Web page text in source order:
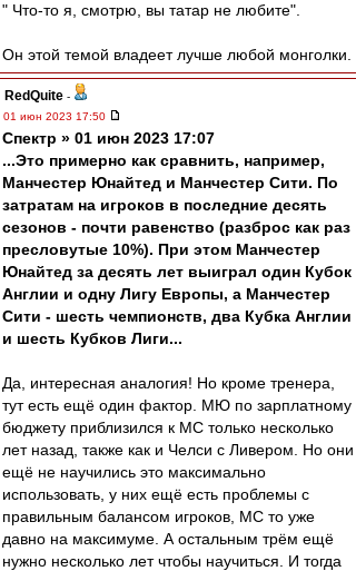
" Что-то я, смотрю, вы татар не любите".
Он этой темой владеет лучше любой монголки.
RedQuite -
01 июн 2023 17:50
Спектр » 01 июн 2023 17:07
...Это примерно как сравнить, например,
Манчестер Юнайтед и Манчестер Сити. По
затратам на игроков в последние десять
сезонов - почти равенство (разброс как раз
пресловутые 10%). При этом Манчестер
Юнайтед за десять лет выиграл один Кубок
Англии и одну Лигу Европы, а Манчестер
Сити - шесть чемпионств, два Кубка Англии
и шесть Кубков Лиги...
Да, интересная аналогия! Но кроме тренера,
тут есть ещё один фактор. МЮ по зарплатному
бюджету приблизился к МС только несколько
лет назад, также как и Челси с Ливером. Но они
ещё не научились это максимально
использовать, у них ещё есть проблемы с
правильным балансом игроков, МС то уже
давно на максимуме. А остальным трём ещё
нужно несколько лет чтобы научиться. И тогда